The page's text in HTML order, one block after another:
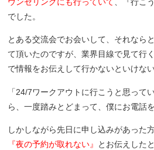
でした。
とある交流会でお会いして、それなら
て頂いたのですが、業界目線で見て行
で情報をお伝えして行かないといけな
「24/7ワークアウトに行こうと思って
ら、一度踏みとどまって、僕にお電話
しかしながら先日に申し込みがあった
『夜の予約が取れない』 とお伝えした